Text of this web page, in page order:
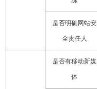
是否明确网站安
全责任人
是否有移动新媒
体